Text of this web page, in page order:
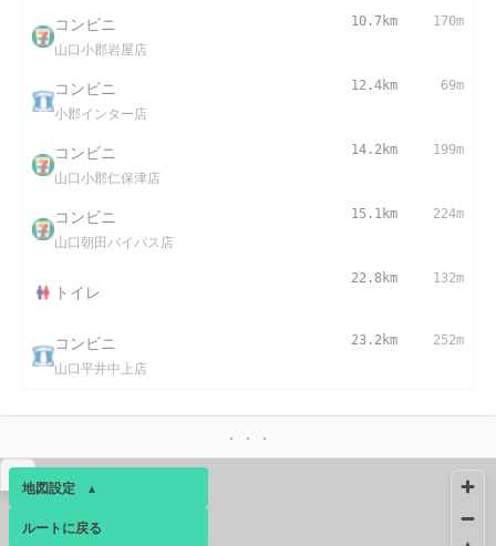
コンビニ
山口小郡岩屋店
10.7km 170m
コンビニ
小郡インター店
12.4km 69m
コンビニ
山口小郡仁保津店
14.2km 199m
コンビニ
山口朝田バイパス店
15.1km 224m
トイレ
22.8km 132m
コンビニ
山口平井中上店
23.2km 252m
地図設定 ▴
ベース ▴
ルートに戻る